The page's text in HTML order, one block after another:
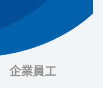
企業員工